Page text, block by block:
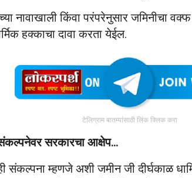
नावाखाली किंवा परंपरेनुसार जमिनीचा
हक्काचा दावा करता येईल.
टेलिग्राम बातम्यांसाठी लिंक क्लिक करा
संकल्पनेवर सरकारचा आक्षेप…
ही संकल्पना म्हणजे अशी जमीन जी दीर्घकाळ